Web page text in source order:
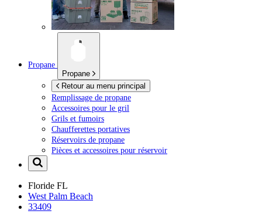
Propane
Propane
Retour au menu principal
Remplissage de propane
Accessoires pour le gril
Grils et fumoirs
Chaufferettes portatives
Réservoirs de propane
Pièces et accessoires pour réservoir
Floride FL
West Palm Beach
33409